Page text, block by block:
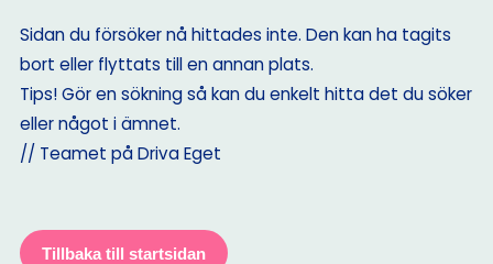
Sidan du försöker nå hittades inte. Den kan ha tagits
bort eller flyttats till en annan plats.
Tips! Gör en sökning så kan du enkelt hitta det du söker
eller något i ämnet.
// Teamet på Driva Eget
Tillbaka till startsidan